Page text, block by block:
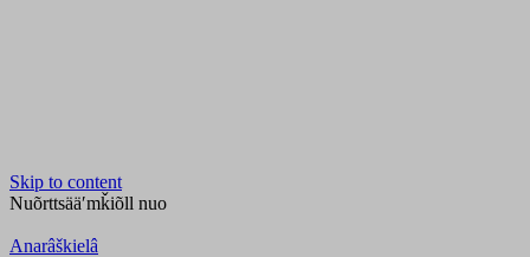
Skip to content
Nuõrttsääʹmǩiõll nuo
Anarâškielâ